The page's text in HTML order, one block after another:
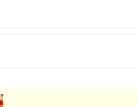
旅行 国内旅行 宿泊 宿
泊施設 自然 旅館 高知